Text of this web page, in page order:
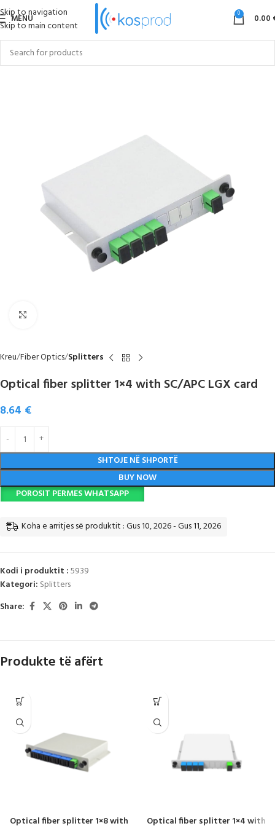
Skip to navigation
Skip to main content
MENU 0 0.00
Kreu Fiber Optics Splitters
Optical fiber splitter 1×4 with SC/APC LGX card
8.64 €
SHTOJE NË SHPORTË
BUY NOW
POROSIT PERMES WHATSAPP
Koha e arritjes së produktit : Gus 10, 2026 - Gus 11, 2026
Kodi i produktit :5939
Kategori: Splitters
Share:
Produkte të afërt
Optical fiber splitter 1×8 with Optical fiber splitter 1×4 with